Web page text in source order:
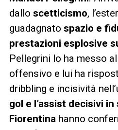
dallo scetticismo,
guadagnato spazio e
prestazioni esplosive
Pellegrini lo ha messo
offensivo e lui ha
dribbling e incisività
gol e l’assist decisivi
Fiorentina hanno